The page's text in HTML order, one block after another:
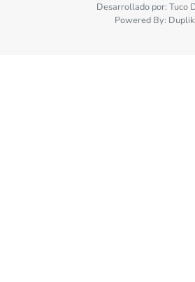
Desarrollado por: Tuco
Powered By: